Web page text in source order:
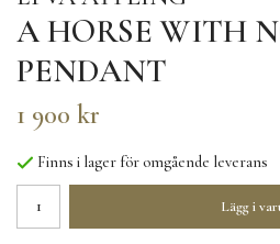
A HORSE WITH
PENDANT
1 900 kr
Finns i lager för omgående leverans
Lägg i